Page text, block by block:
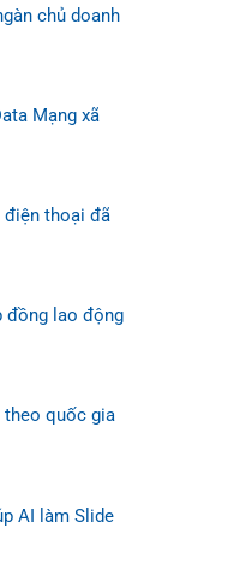
chủ doanh
Mạng xã
điện thoại đã
đồng lao động
quốc gia
AI làm Slide